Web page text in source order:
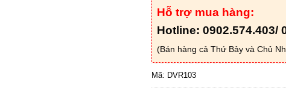
Hỗ trợ mua hàng:
Hotline: 0902.574.403/
(Bán hàng cả Thứ Bảy và Chủ
Mã: DVR103